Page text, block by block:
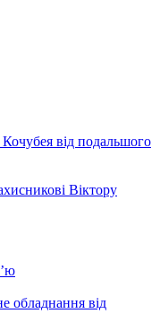
від подальшого
Віктору
обладнання від